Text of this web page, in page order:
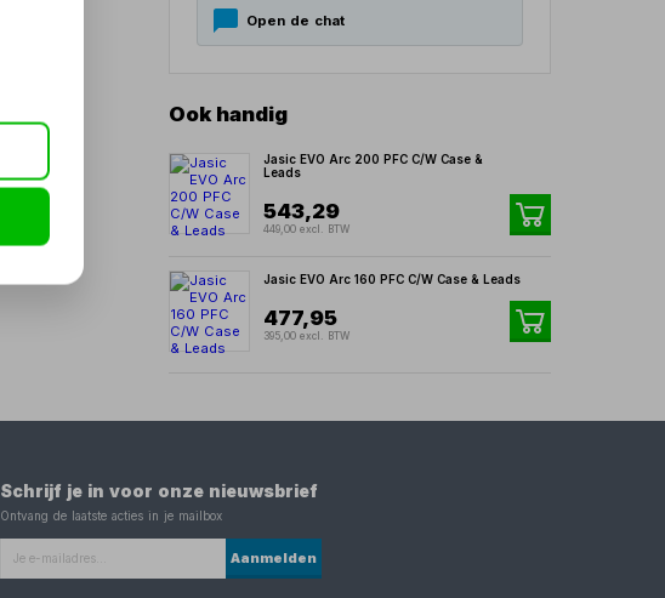
Open de chat
Ook handig
Jasic EVO Arc 200 PFC C/W Case &
Leads
543,29
449,00 excl. BTW
Jasic EVO Arc 160 PFC C/W Case & Leads
477,95
395,00 excl. BTW
Schrijf je in voor onze nieuwsbrief
Ontvang de laatste acties in je mailbox
Aanmelden